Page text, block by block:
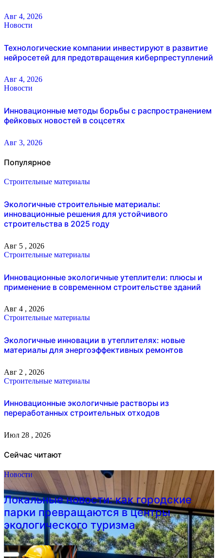
Авг 4, 2026
Новости
Технологические компании инвестируют в развитие
нейросетей для предотвращения киберпреступлений
Авг 4, 2026
Новости
Инновационные методы борьбы с распространением
фейковых новостей в соцсетях
Авг 3, 2026
Популярное
Строительные материалы
Экологичные строительные материалы:
инновационные решения для устойчивого
строительства в 2025 году
Авг 5 , 2026
Строительные материалы
Инновационные экологичные утеплители: плюсы и
применение в современном строительстве зданий
Авг 4 , 2026
Строительные материалы
Экологичные инновации в утеплителях: новые
материалы для энергоэффективных ремонтов
Авг 2 , 2026
Строительные материалы
Инновационные экологичные растворы из
переработанных строительных отходов
Июл 28 , 2026
Сейчас читают
Новости
Локальные новости: как городские
парки превращаются в центры
экологического туризма